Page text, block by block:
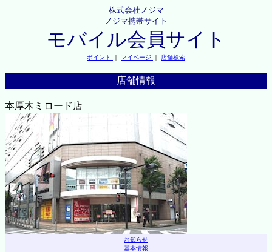
株式会社ノジマ
ノジマ携帯サイト
モバイル会員サイト
ポイント ｜ マイページ ｜ 店舗検索
店舗情報
本厚木ミロード店
お知らせ
基本情報